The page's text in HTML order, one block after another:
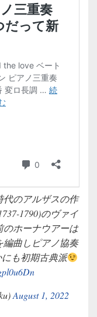
代のアルザスの作
1790)のヴァイ
ホーナウアーは
曲しピアノ協奏
も初期古典派
August 1, 2022